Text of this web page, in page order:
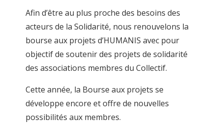
Afin d’être au plus proche des besoins des
acteurs de la Solidarité, nous renouvelons la
bourse aux projets d’HUMANIS avec pour
objectif de soutenir des projets de solidarité
des associations membres du Collectif.
Cette année, la Bourse aux projets se
développe encore et offre de nouvelles
possibilités aux membres.